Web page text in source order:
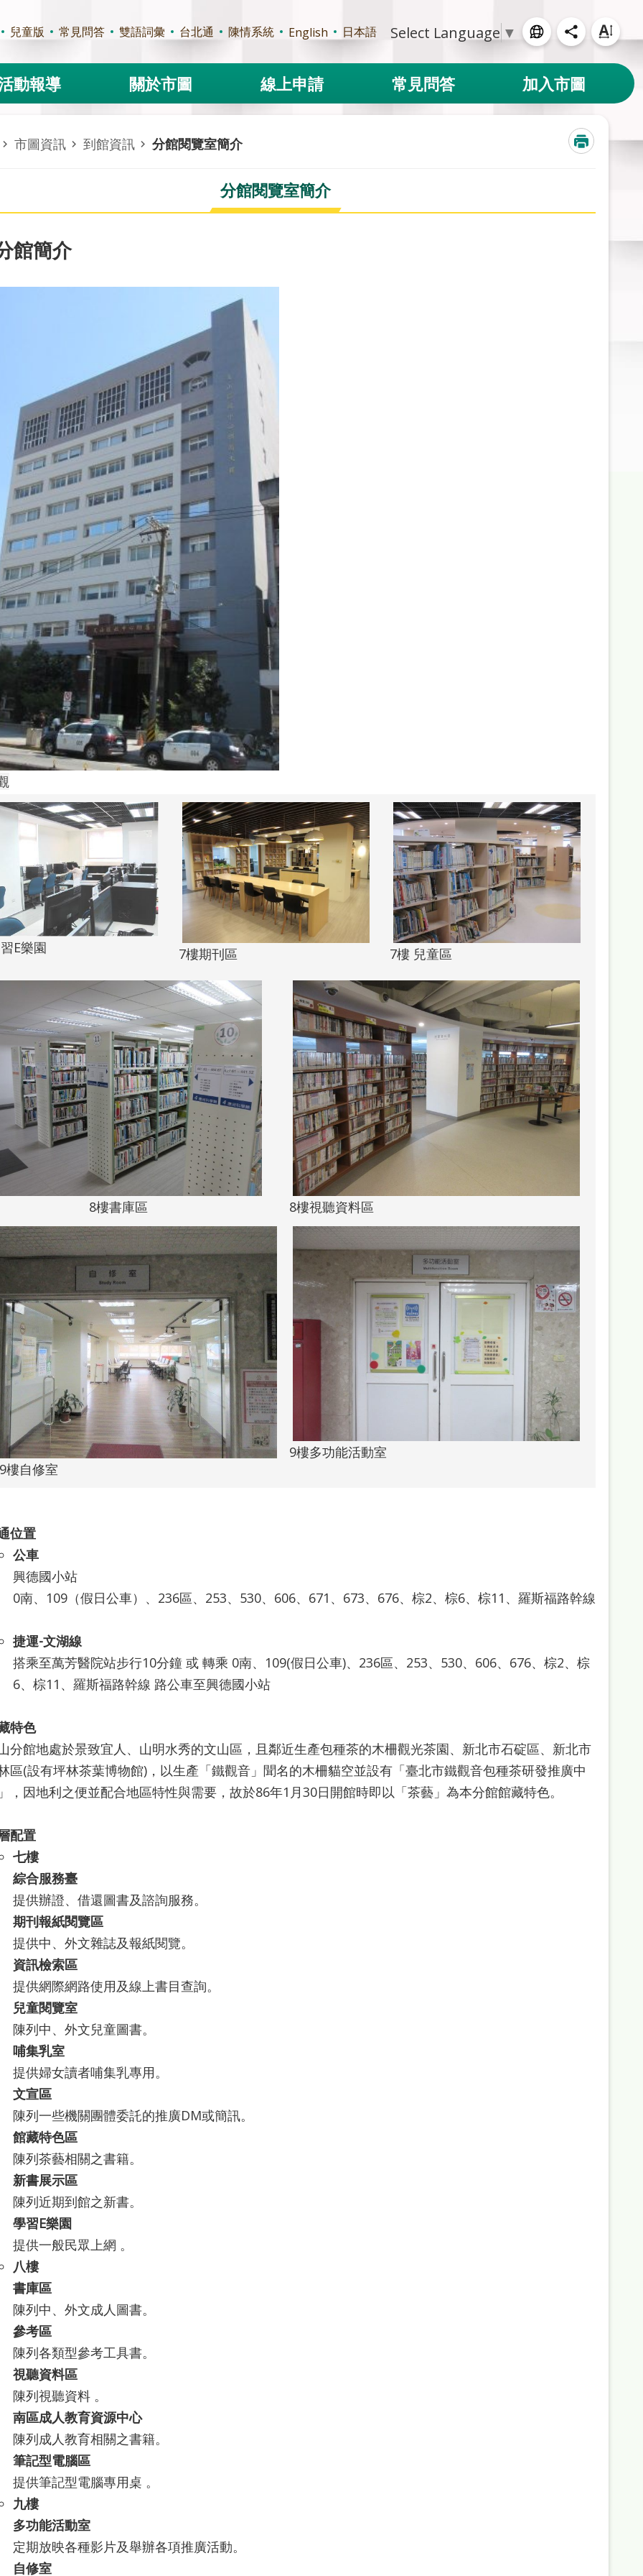
兒童版 常見問答 雙語詞彙 台北通 陳情系統 English 日本語 Select Language ▼
動報導 關於市圖 線上申請 常見問答 加入市圖
市圖資訊 到館資訊 分館閱覽室簡介
分館閱覽室簡介
館簡介
E樂園 7樓期刊區 7樓 兒童區
8樓書庫區 8樓視聽資料區
修室
9樓多功能活動室
位置
公車
興德國小站
0南、109（假日公車）、236區、253、530、606、671、673、676、棕2、棕6、棕11、羅斯福路幹線
捷運-文湖線
搭乘至萬芳醫院站步行10分鐘 或 轉乘 0南、109(假日公車)、236區、253、530、606、676、棕2、棕
6、棕11、羅斯福路幹線 路公車至興德國小站
特色
分館地處於景致宜人、山明水秀的文山區，且鄰近生產包種茶的木柵觀光茶園、新北市石碇區、新北市
區(設有坪林茶葉博物館)，以生產「鐵觀音」聞名的木柵貓空並設有「臺北市鐵觀音包種茶研發推廣中
，因地利之便並配合地區特性與需要，故於86年1月30日開館時即以「茶藝」為本分館館藏特色。
配置
七樓
綜合服務臺
提供辦證、借還圖書及諮詢服務。
期刊報紙閱覽區
提供中、外文雜誌及報紙閱覽。
資訊檢索區
提供網際網路使用及線上書目查詢。
兒童閱覽室
陳列中、外文兒童圖書。
哺集乳室
提供婦女讀者哺集乳專用。
文宣區
陳列一些機關團體委託的推廣DM或簡訊。
館藏特色區
陳列茶藝相關之書籍。
新書展示區
陳列近期到館之新書。
學習E樂園
提供一般民眾上網 。
八樓
書庫區
陳列中、外文成人圖書。
參考區
陳列各類型參考工具書。
視聽資料區
陳列視聽資料 。
南區成人教育資源中心
陳列成人教育相關之書籍。
筆記型電腦區
提供筆記型電腦專用桌 。
九樓
多功能活動室
定期放映各種影片及舉辦各項推廣活動。
自修室